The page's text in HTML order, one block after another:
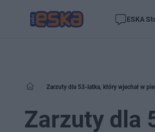
ESKA
Zarzuty dla 53-latka, który wjechał w
Zarzuty dla